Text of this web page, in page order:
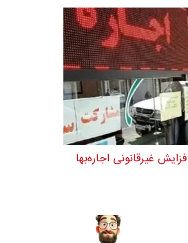
غیرقانونی اجاره‌بها